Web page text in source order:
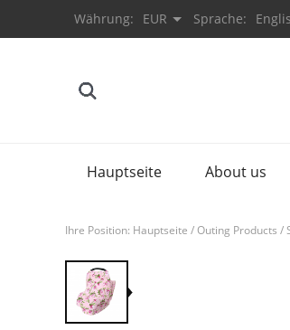
Währung: EUR Sprache:
Hauptseite About us
Ihre Position: Hauptseite /Outing Products /